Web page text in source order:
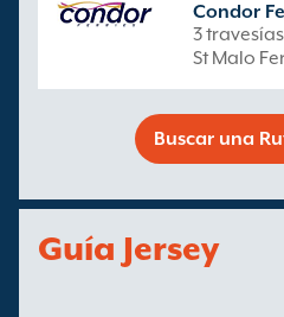
Condor
3
St Malo
Buscar una
Guía Jersey